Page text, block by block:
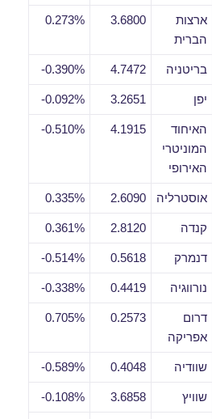
ארצות
הברית
3.6800
0.273%
בריטניה 4.7472
0.390%-
יפן 3.2651
0.092%-
האיחוד
המוניטרי
האירופי
4.1915
0.510%-
אוסטרליה 2.6090
0.335%
קנדה 2.8120
0.361%
דנמרק 0.5618
0.514%-
נורווגיה 0.4419
0.338%-
דרום
אפריקה
0.2573
0.705%
שוודיה 0.4048
0.589%-
שוויץ 3.6858
0.108%-